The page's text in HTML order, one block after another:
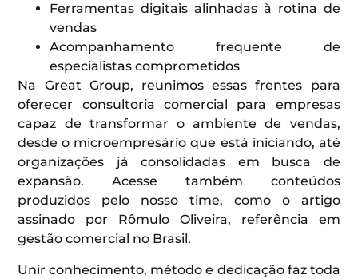
Ferramentas digitais alinhadas à rotina de
vendas
Acompanhamento frequente de
especialistas comprometidos
Na Great Group, reunimos essas frentes para
oferecer consultoria comercial para empresas
capaz de transformar o ambiente de vendas,
desde o microempresário que está iniciando, até
organizações já consolidadas em busca de
expansão. Acesse também conteúdos
produzidos pelo nosso time, como o artigo
assinado por Rômulo Oliveira, referência em
gestão comercial no Brasil.
Unir conhecimento, método e dedicação faz toda